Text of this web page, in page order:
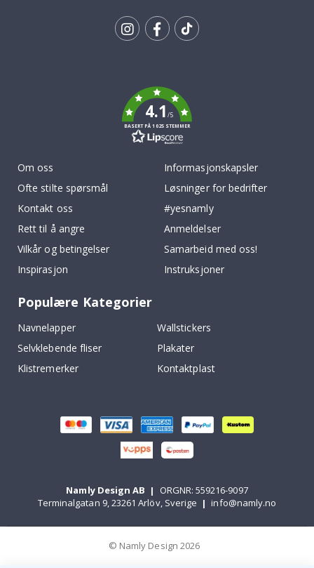
4.1/5
BASERT PÅ 1025 STEMMER
Om oss
Ofte stilte spørsmål
Kontakt oss
Rett til å angre
Vilkår og betingelser
Inspirasjon
Informasjonskapsler
Løsninger for bedrifter
#yesnamly
Anmeldelser
Samarbeid med oss!
Instruksjoner
Populære Kategorier
Navnelapper
Wallstickers
Selvklebende fliser
Plakater
Klistremerker
Kontaktplast
Namly Design AB |
ORGNR: 559216-9097
Terminalgatan 9, 23261 Arlöv, Sverige | info@namly.no
© Namly Design 2026